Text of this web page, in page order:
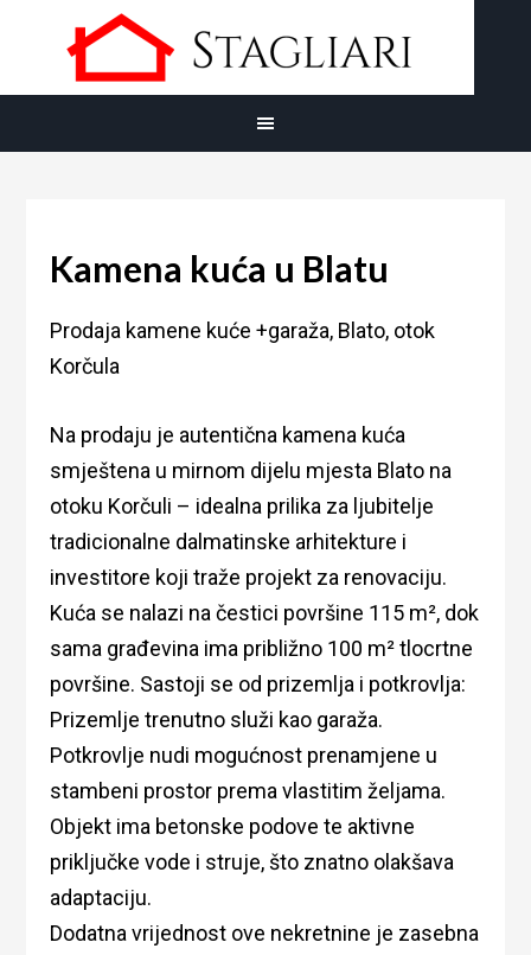
Kamena kuća u Blatu
Prodaja kamene kuće +garaža, Blato, otok
Korčula
Na prodaju je autentična kamena kuća
smještena u mirnom dijelu mjesta Blato na
otoku Korčuli – idealna prilika za ljubitelje
tradicionalne dalmatinske arhitekture i
investitore koji traže projekt za renovaciju.
Kuća se nalazi na čestici površine 115 m², dok
sama građevina ima približno 100 m² tlocrtne
površine. Sastoji se od prizemlja i potkrovlja:
Prizemlje trenutno služi kao garaža.
Potkrovlje nudi mogućnost prenamjene u
stambeni prostor prema vlastitim željama.
Objekt ima betonske podove te aktivne
priključke vode i struje, što znatno olakšava
adaptaciju.
Dodatna vrijednost ove nekretnine je zasebna